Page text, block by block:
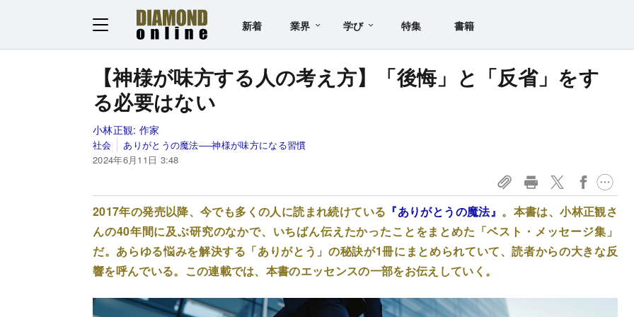
新着 業界 学び 特集 書籍
【神様が味方する人の考え方】「後悔」と「反省」をす
る必要はない
小林正観: 作家
社会
ありがとうの魔法──神様が味方になる習慣
2024年6月11日 3:48
2017年の発売以降、今でも多くの人に読まれ続けている 『ありがとうの魔法』 。本書は、小林正観さ
んの40年間に及ぶ研究のなかで、いちばん伝えたかったことをまとめた「ベスト・メッセージ集」
だ。あらゆる悩みを解決する「ありがとう」の秘訣が1冊にまとめられていて、読者からの大きな反
響を呼んでいる。この連載では、本書のエッセンスの一部をお伝えしていく。